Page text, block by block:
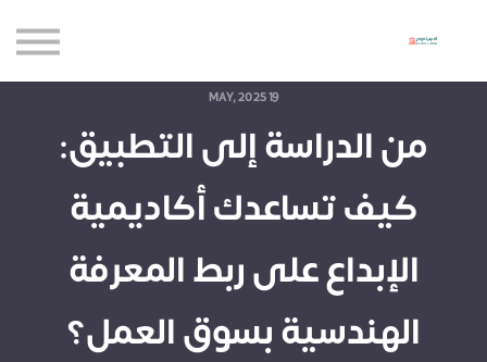
المدونة
الاعتماديات
حساب جديد
تسجيل الدخول
19 MAY, 2025
من الدراسة إلى التطبيق:
كيف تساعدك أكاديمية
الإبداع على ربط المعرفة
الهندسية بسوق العمل؟